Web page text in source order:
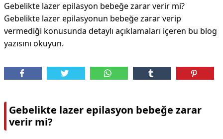
Gebelikte lazer epilasyon bebeğe zarar verir mi?
Gebelikte lazer epilasyonun bebeğe zarar verip
vermediği konusunda detaylı açıklamaları içeren bu blog
yazısını okuyun.
Gebelikte lazer epilasyon bebeğe zarar
verir mi?